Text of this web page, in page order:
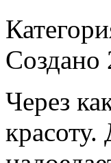
Создано
Через